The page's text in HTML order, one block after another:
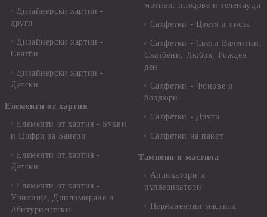
Дизайнерски хартии -
други
Дизайнерски хартии -
Сватби
Дизайнерски хартии -
Детски
Елементи от хартия
Елементи от хартия - Букви
и Цифри за Банери
Елементи от хартия -
Детски
Елементи от хартия -
Училище, Дипломиране и
Абитуриентски
мотиви, плодове и зеленчуци
Салфетки - Цветя и листа
Салфетки - Свети Валентин,
Сватбени, Любов, Рожден
ден
Салфетки - Фонове и
бордюри
Салфетки - Други
Салфетки на пакет
Тампони и мастила
Апликатори и
пулверизатори
Перманентни мастила